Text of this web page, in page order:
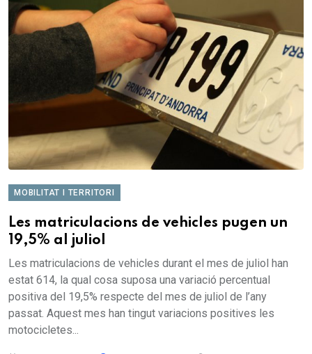
MOBILITAT I TERRITORI
Les matriculacions de vehicles pugen un
19,5% al juliol
Les matriculacions de vehicles durant el mes de juliol han
estat 614, la qual cosa suposa una variació percentual
positiva del 19,5% respecte del mes de juliol de l’any
passat. Aquest mes han tingut variacions positives les
motocicletes...